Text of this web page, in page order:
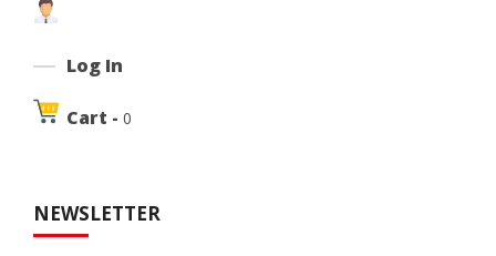
Log In
Cart - 0
NEWSLETTER